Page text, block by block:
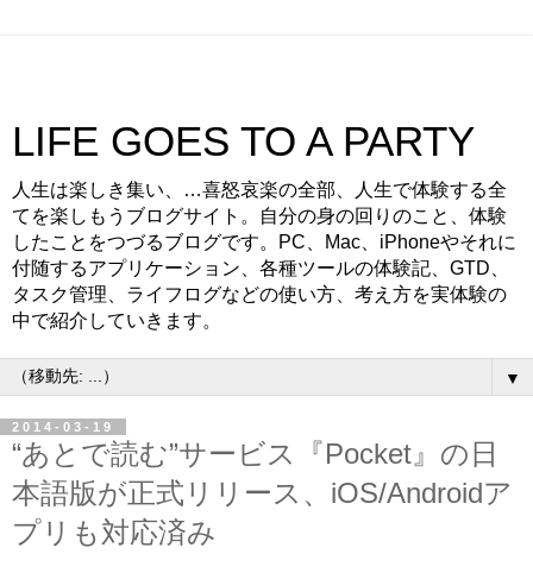
LIFE GOES TO A PARTY
人生は楽しき集い、…喜怒哀楽の全部、人生で体験する全
てを楽しもうブログサイト。自分の身の回りのこと、体験
したことをつづるブログです。PC、Mac、iPhoneやそれに
付随するアプリケーション、各種ツールの体験記、GTD、
タスク管理、ライフログなどの使い方、考え方を実体験の
中で紹介していきます。
▼
2014-03-19
“あとで読む”サービス『Pocket』の日
本語版が正式リリース、iOS/Androidア
プリも対応済み